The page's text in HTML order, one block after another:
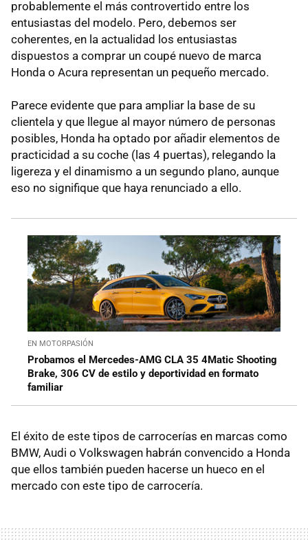
probablemente el más controvertido entre los
entusiastas del modelo. Pero, debemos ser
coherentes, en la actualidad los entusiastas
dispuestos a comprar un coupé nuevo de marca
Honda o Acura representan un pequeño mercado.
Parece evidente que para ampliar la base de su
clientela y que llegue al mayor número de personas
posibles, Honda ha optado por añadir elementos de
practicidad a su coche (las 4 puertas), relegando la
ligereza y el dinamismo a un segundo plano, aunque
eso no signifique que haya renunciado a ello.
EN MOTORPASIÓN
Probamos el Mercedes-AMG CLA 35 4Matic Shooting
Brake, 306 CV de estilo y deportividad en formato
familiar
El éxito de este tipos de carrocerías en marcas como
BMW, Audi o Volkswagen habrán convencido a Honda
que ellos también pueden hacerse un hueco en el
mercado con este tipo de carrocería.